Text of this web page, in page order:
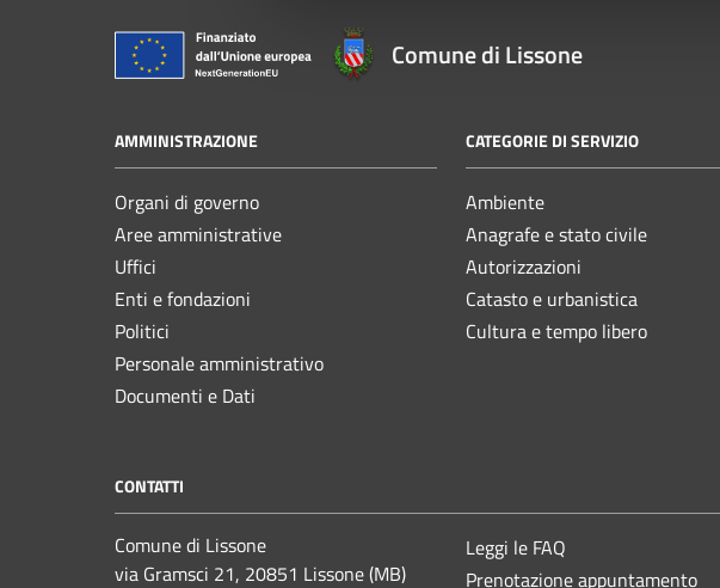
Comune di Lissone
AMMINISTRAZIONE
Organi di governo
Aree amministrative
Uffici
Enti e fondazioni
Politici
Personale amministrativo
Documenti e Dati
CATEGORIE DI SERVIZIO
Ambiente
Anagrafe e stato civile
Autorizzazioni
Catasto e urbanistica
Cultura e tempo libero
CONTATTI
Comune di Lissone
via Gramsci 21, 20851 Lissone (MB)
Leggi le FAQ
Prenotazione appuntamento